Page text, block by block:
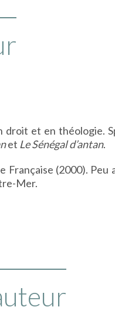
et en théologie.
et Le Sénégal d’antan.
(2000). Peu
Mer.